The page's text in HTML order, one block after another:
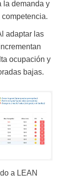
la demanda y
adaptar las
ocupación y
bajas.
a LEAN